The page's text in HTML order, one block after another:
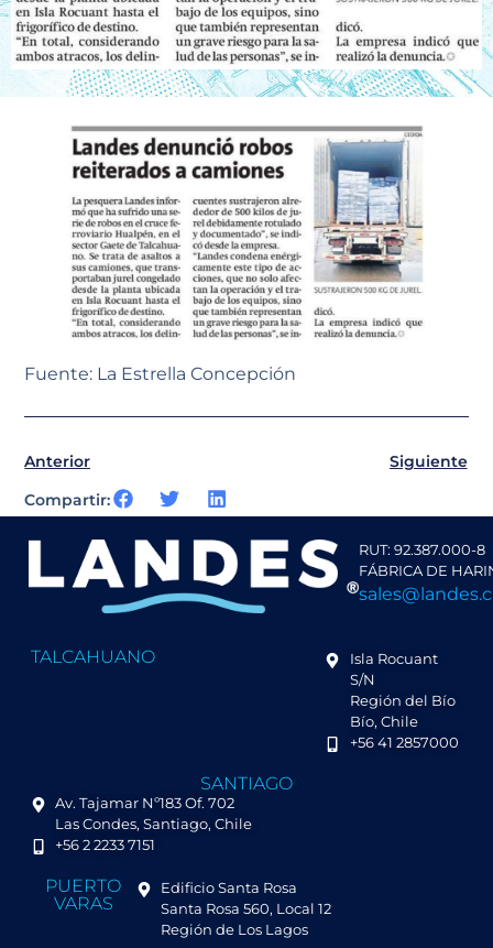
Fuente: La Estrella Concepción
Anterior
Siguiente
Compartir:
RUT: 92.387.000-8
FÁBRICA DE
TALCAHUANO
Isla Rocuant
S/N
Región del Bío
Bío, Chile
+56 41 2857000
SANTIAGO
Av. Tajamar Nº183 Of. 702
Las Condes, Santiago, Chile
+56 2 2233 7151
PUERTO
VARAS
Edificio Santa Rosa
Santa Rosa 560, Local 12
Región de Los Lagos